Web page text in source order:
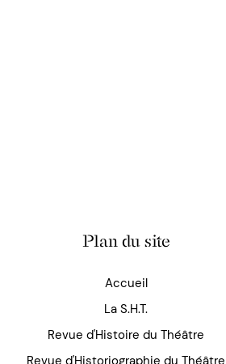
Plan du site
Accueil
La S.H.T.
Revue d'Histoire du Théâtre